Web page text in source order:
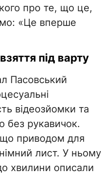
про те, що це,
«Це вперше
під варту
Пасовський
відеозйомки та
без рукавичок.
що приводом для
лист. У ньому
хвилини описали